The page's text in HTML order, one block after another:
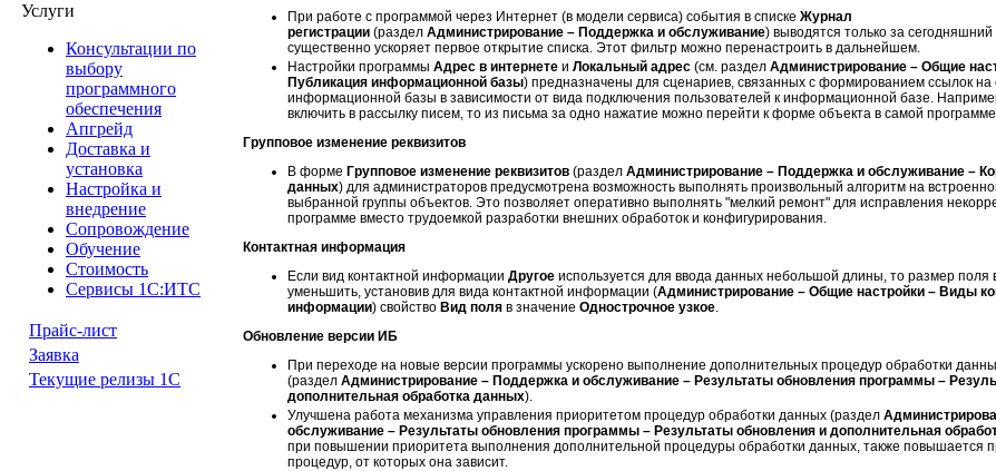
Услуги
Консультации по
выбору
программного
обеспечения
Апгрейд
Доставка и
установка
Настройка и
внедрение
Сопровождение
Обучение
Стоимость
Сервисы 1С:ИТС
Прайс-лист
Заявка
Текущие релизы 1С
При работе с программой через Интернет (в модели сервиса) события в списке Журнал
регистрации (раздел Администрирование – Поддержка и обслуживание) выводятся только за сегодняшний
существенно ускоряет первое открытие списка. Этот фильтр можно перенастроить в дальнейшем.
Настройки программы Адрес в интернете и Локальный адрес (см. раздел Администрирование – Общие
Публикация информационной базы) предназначены для сценариев, связанных с формированием ссылок на
информационной базы в зависимости от вида подключения пользователей к информационной базе.
включить в рассылку писем, то из письма за одно нажатие можно перейти к форме объекта в самой программе.
Групповое изменение реквизитов
В форме Групповое изменение реквизитов (раздел Администрирование – Поддержка и обслуживание –
данных) для администраторов предусмотрена возможность выполнять произвольный алгоритм на
выбранной группы объектов. Это позволяет оперативно выполнять "мелкий ремонт" для исправления
программе вместо трудоемкой разработки внешних обработок и конфигурирования.
Контактная информация
Если вид контактной информации Другое используется для ввода данных небольшой длины, то размер поля
уменьшить, установив для вида контактной информации (Администрирование – Общие настройки – Виды
информации) свойство Вид поля в значение Однострочное узкое
Обновление версии ИБ
При переходе на новые версии программы ускорено выполнение дополнительных процедур обработки
(раздел Администрирование – Поддержка и обслуживание – Результаты обновления программы –
дополнительная обработка данных).
Улучшена работа механизма управления приоритетом процедур обработки данных (раздел
обслуживание – Результаты обновления программы – Результаты обновления и дополнительная
при повышении приоритета выполнения дополнительной процедуры обработки данных, также повышается
процедур, от которых она зависит.